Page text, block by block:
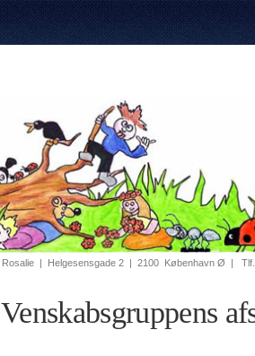
Rosalie Helgesensgade 2 2100 København Ø
Venskabsgruppens